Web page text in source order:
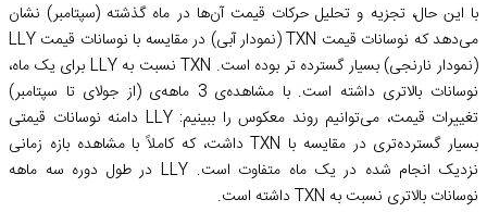
با این حال، تجزیه و تحلیل حرکات قیمت آن‌ها در ماه گذشته (سپتامبر) نشان
می‌دهد که نوسانات قیمت TXN (نمودار آبی) در مقایسه با نوسانات قیمت LLY
(نمودار نارنجی) بسیار گسترده تر بوده است. TXN نسبت به LLY برای یک ماه،
نوسانات بالاتری داشته است. با مشاهده‌ی 3 ماهه‌ی (از جولای تا سپتامبر)
تغییرات قیمت، می‌توانیم روند معکوس را ببینیم: LLY دامنه نوسانات قیمتی
بسیار گسترده‌تری در مقایسه با TXN داشت، که کاملاً با مشاهده بازه زمانی
نزدیک انجام شده در یک ماه متفاوت است. LLY در طول دوره سه ماهه
نوسانات بالاتری نسبت به TXN داشته است.